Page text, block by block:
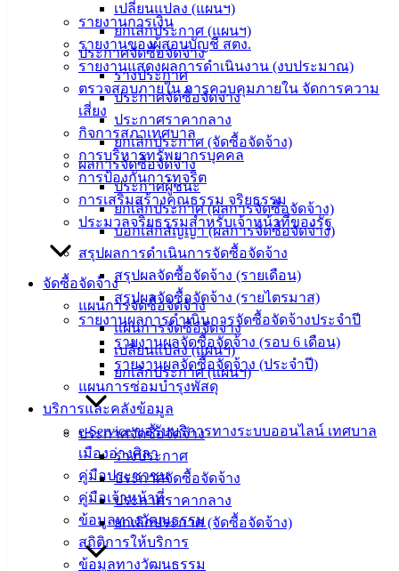
เปลี่ยนแปลง (แผนฯ)
ยกเลิกประกาศ (แผนฯ)
ประกาศจัดซื้อจัดจ้าง
ร่างประกาศ
ประกาศจัดซื้อจัดจ้าง
ประกาศราคากลาง
ยกเลิกประกาศ (จัดซื้อจัดจ้าง)
ผลการจัดซื้อจัดจ้าง
ประกาศผู้ชนะ
ยกเลิกประกาศ (ผลการจัดซื้อจัดจ้าง)
บอกเลิกสัญญา (ผลการจัดซื้อจัดจ้าง)
สรุปผลการดำเนินการจัดซื้อจัดจ้าง
สรุปผลจัดซื้อจัดจ้าง (รายเดือน)
สรุปผลจัดซื้อจัดจ้าง (รายไตรมาส)
รายงานผลการดำเนินการจัดซื้อจัดจ้างประจำปี
รายงานผลจัดซื้อจัดจ้าง (รอบ 6 เดือน)
รายงานผลจัดซื้อจัดจ้าง (ประจำปี)
แผนการซ่อมบำรุงพัสดุ
บริการและคลังข้อมูล
e-Service ขอรับบริการทางระบบออนไลน์ เทศบาล
เมืองอ่างศิลา
คู่มือประชาชน
คู่มือเจ้าหน้าที่
ข้อมูลทางวัฒนธรรม
สถิติการให้บริการ
ข้อมูลทางวัฒนธรรม
รายงานการเงิน
รายงานของผู้สอบบัญชี สตง.
รายงานแสดงผลการดำเนินงาน (งบประมาณ)
ตรวจสอบภายใน การควบคุมภายใน จัดการความ
เสี่ยง
กิจการสภาเทศบาล
การบริหารทรัพยากรบุคคล
การป้องกันการทุจริต
การเสริมสร้างคุณธรรม จริยธรรม
ประมวลจริยธรรมสำหรับเจ้าหน้าที่ของรัฐ
จัดซื้อจัดจ้าง
แผนการจัดซื้อจัดจ้าง
แผนการจัดซื้อจัดจ้าง
เปลี่ยนแปลง (แผนฯ)
ยกเลิกประกาศ (แผนฯ)
ประกาศจัดซื้อจัดจ้าง
ร่างประกาศ
ประกาศจัดซื้อจัดจ้าง
ประกาศราคากลาง
ยกเลิกประกาศ (จัดซื้อจัดจ้าง)
หัวหน้า
ราชการ
เทศบาล
สงวนลิขสิทธิ์ © 2563 เทศบาลเมืองอ่างศิลา จังหวัดชลบุรี |
angsilacity.go.th | Powered byBuuscript